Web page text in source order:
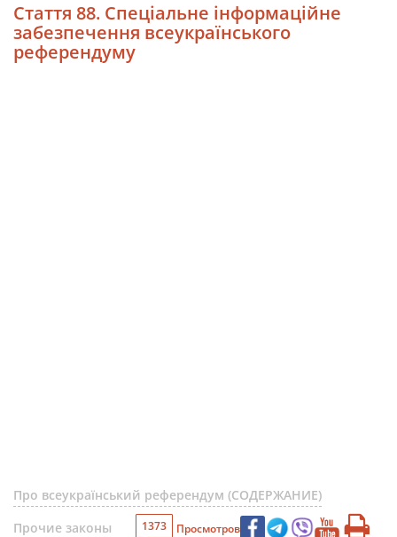
Стаття 88. Спеціальне інформаційне
забезпечення всеукраїнського
референдуму
Про всеукраїнський референдум (СОДЕРЖАНИЕ)
Прочие законы
1373 Просмотров